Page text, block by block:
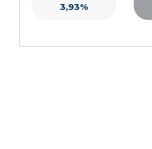
3,93%